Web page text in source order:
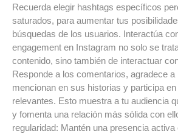
Recuerda elegir hashtags específicos
saturados, para aumentar tus
búsquedas de los usuarios. Interactúa
engagement en Instagram no solo se
contenido, sino también de interactuar
Responde a los comentarios, agradece
mencionan en sus historias y participa
relevantes. Esto muestra a tu audiencia
y fomenta una relación más sólida con
regularidad: Mantén una presencia activa